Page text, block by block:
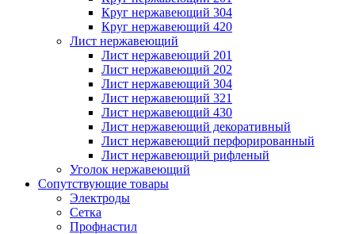
Круг нержавеющий 304
Круг нержавеющий 420
Лист нержавеющий
Лист нержавеющий 201
Лист нержавеющий 202
Лист нержавеющий 304
Лист нержавеющий 321
Лист нержавеющий 430
Лист нержавеющий декоративный
Лист нержавеющий перфорированный
Лист нержавеющий рифленый
Уголок нержавеющий
Cопутствующие товары
Электроды
Сетка
Профнастил